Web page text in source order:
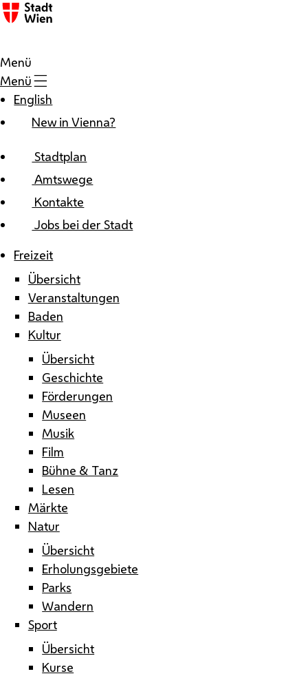
Zum Inhalt
Menü
Menü
English
New in Vienna?
Stadtplan
Amtswege
Kontakte
Jobs bei der Stadt
Freizeit
Übersicht
Veranstaltungen
Baden
Kultur
Übersicht
Geschichte
Förderungen
Museen
Musik
Film
Bühne & Tanz
Lesen
Märkte
Natur
Übersicht
Erholungsgebiete
Parks
Wandern
Sport
Übersicht
Kurse